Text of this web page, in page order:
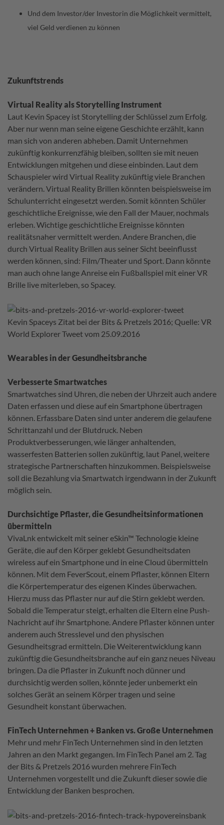
Und dem Investor/der Investorin die Möglichkeit vermittelt,
viel Geld verdienen zu können
Zukunftstrends
Virtual Reality als Storytelling Instrument
Laut Kevin Spacey ist Storytelling der Schlüssel zum Erfolg.
Aber nur wenn man seine eigene Geschichte erzählt, kann
man sich von anderen abheben. Damit Unternehmen
zukünftig konkurrenzfähig bleiben, sollten sie mit neuen
Entwicklungen mitgehen und diese einbinden. Laut dem
Schauspieler wird Virtual Reality zukünftig viele Branchen
verändern. Virtual Reality Brillen könnten beispielsweise im
Schulunterricht eingesetzt werden. Somit könnten Schüler
geschichtliche Ereignisse, wie den Fall der Mauer, nochmals
erleben. Wichtige geschichtliche Ereignisse könnten
realitätsnaher vermittelt werden. Andere Branchen, die
durch Virtual Reality Brillen aus seiner Sicht beeinflusst
werden können, sind: Film/Theater und Sport. Dann könnte
man auch ohne lange Anreise ein Fußballspiel mit einer VR
Brille live miterleben, so Spacey.
Kevin Spaceys Zitat bei der Bits & Pretzels 2016; Quelle: VR
World Explorer Tweet vom 25.09.2016
Wearables in der Gesundheitsbranche
Verbesserte Smartwatches
Smartwatches sind Uhren, die neben der Uhrzeit auch andere
Daten erfassen und diese auf ein Smartphone übertragen
können. Erfassbare Daten sind unter anderem die gelaufene
Schrittanzahl und der Blutdruck. Neben
Produktverbesserungen, wie länger anhaltenden,
wasserfesten Batterien sollen zukünftig, laut Panel, weitere
strategische Partnerschaften hinzukommen. Beispielsweise
soll die Bezahlung via Smartwatch irgendwann in der Zukunft
möglich sein.
Durchsichtige Pflaster, die Gesundheitsinformationen
übermitteln
VivaLnk entwickelt mit seiner eSkin™ Technologie kleine
Geräte, die auf den Körper geklebt Gesundheitsdaten
wireless auf ein Smartphone und in eine Cloud übermitteln
können. Mit dem FeverScout, einem Pflaster, können Eltern
die Körpertemperatur des eigenen Kindes überwachen.
Hierzu muss das Pflaster nur auf die Stirn geklebt werden.
Sobald die Temperatur steigt, erhalten die Eltern eine Push-
Nachricht auf ihr Smartphone. Andere Pflaster können unter
anderem auch Stresslevel und den physischen
Gesundheitsgrad ermitteln. Die Weiterentwicklung kann
zukünftig die Gesundheitsbranche auf ein ganz neues Niveau
bringen. Da die Pflaster in Zukunft noch dünner und
durchsichtig werden sollen, könnte jeder unbemerkt ein
solches Gerät an seinem Körper tragen und seine
Gesundheit konstant überwachen.
FinTech Unternehmen + Banken vs. Große Unternehmen
Mehr und mehr FinTech Unternehmen sind in den letzten
Jahren an den Markt gegangen. Im FinTech Panel am 2. Tag
der Bits & Pretzels 2016 wurden mehrere FinTech
Unternehmen vorgestellt und die Zukunft dieser sowie die
Entwicklung der Banken besprochen.